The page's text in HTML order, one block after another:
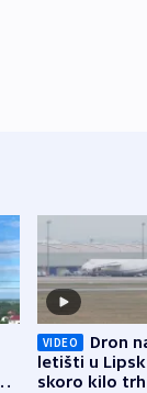
VIDEO
Dron
letišti u
skoro kilo